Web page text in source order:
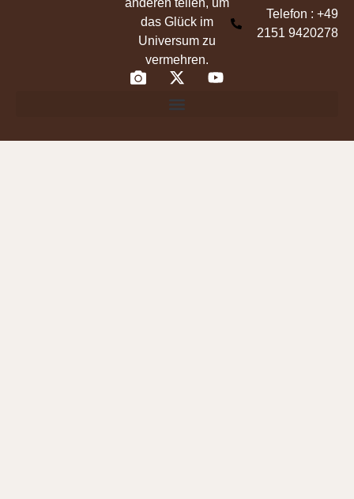
anderen teilen, um
das Glück im
Universum zu
vermehren.
Telefon : +49
2151 9420278